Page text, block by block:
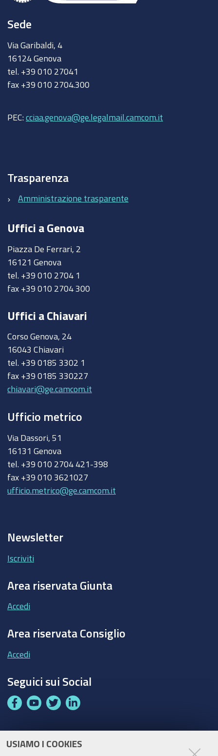
USIAMO I COOKIES
Sede
Via Garibaldi, 4
16124 Genova
tel. +39 010 27041
fax +39 010 2704.300
PEC: cciaa.genova@ge.legalmail.camcom.it
Trasparenza
Amministrazione trasparente
Uffici a Genova
Piazza De Ferrari, 2
16121 Genova
tel. +39 010 2704 1
fax +39 010 2704 300
Uffici a Chiavari
Corso Genova, 24
16043 Chiavari
tel. +39 0185 3302 1
fax +39 0185 330227
chiavari@ge.camcom.it
Ufficio metrico
Via Dassori, 51
16131 Genova
tel. +39 010 2704 421-398
fax +39 010 3621027
ufficio.metrico@ge.camcom.it
Newsletter
Iscriviti
Area riservata Giunta
Accedi
Area riservata Consiglio
Accedi
Seguici sui Social
F
e
Y
t
T
t
L
k